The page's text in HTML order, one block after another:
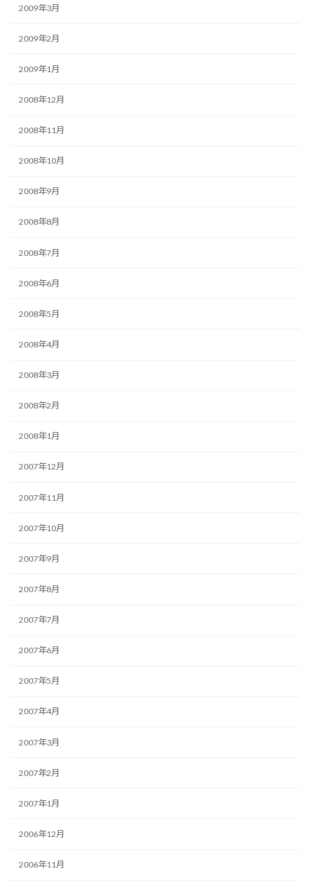
2009年3月
2009年2月
2009年1月
2008年12月
2008年11月
2008年10月
2008年9月
2008年8月
2008年7月
2008年6月
2008年5月
2008年4月
2008年3月
2008年2月
2008年1月
2007年12月
2007年11月
2007年10月
2007年9月
2007年8月
2007年7月
2007年6月
2007年5月
2007年4月
2007年3月
2007年2月
2007年1月
2006年12月
2006年11月